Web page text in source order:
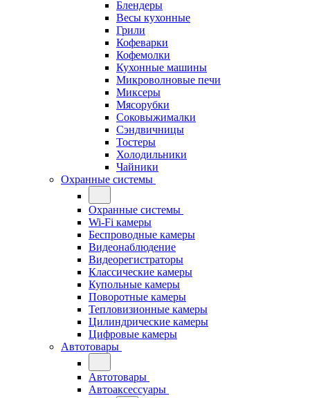
Блендеры
Весы кухонные
Грили
Кофеварки
Кофемолки
Кухонные машины
Микроволновые печи
Миксеры
Мясорубки
Соковыжималки
Сэндвичницы
Тостеры
Холодильники
Чайники
Охранные системы
Охранные системы
Wi-Fi камеры
Беспроводные камеры
Видеонаблюдение
Видеорегистраторы
Классические камеры
Купольные камеры
Поворотные камеры
Тепловизионные камеры
Цилиндрические камеры
Цифровые камеры
Автотовары
Автотовары
Автоаксессуары